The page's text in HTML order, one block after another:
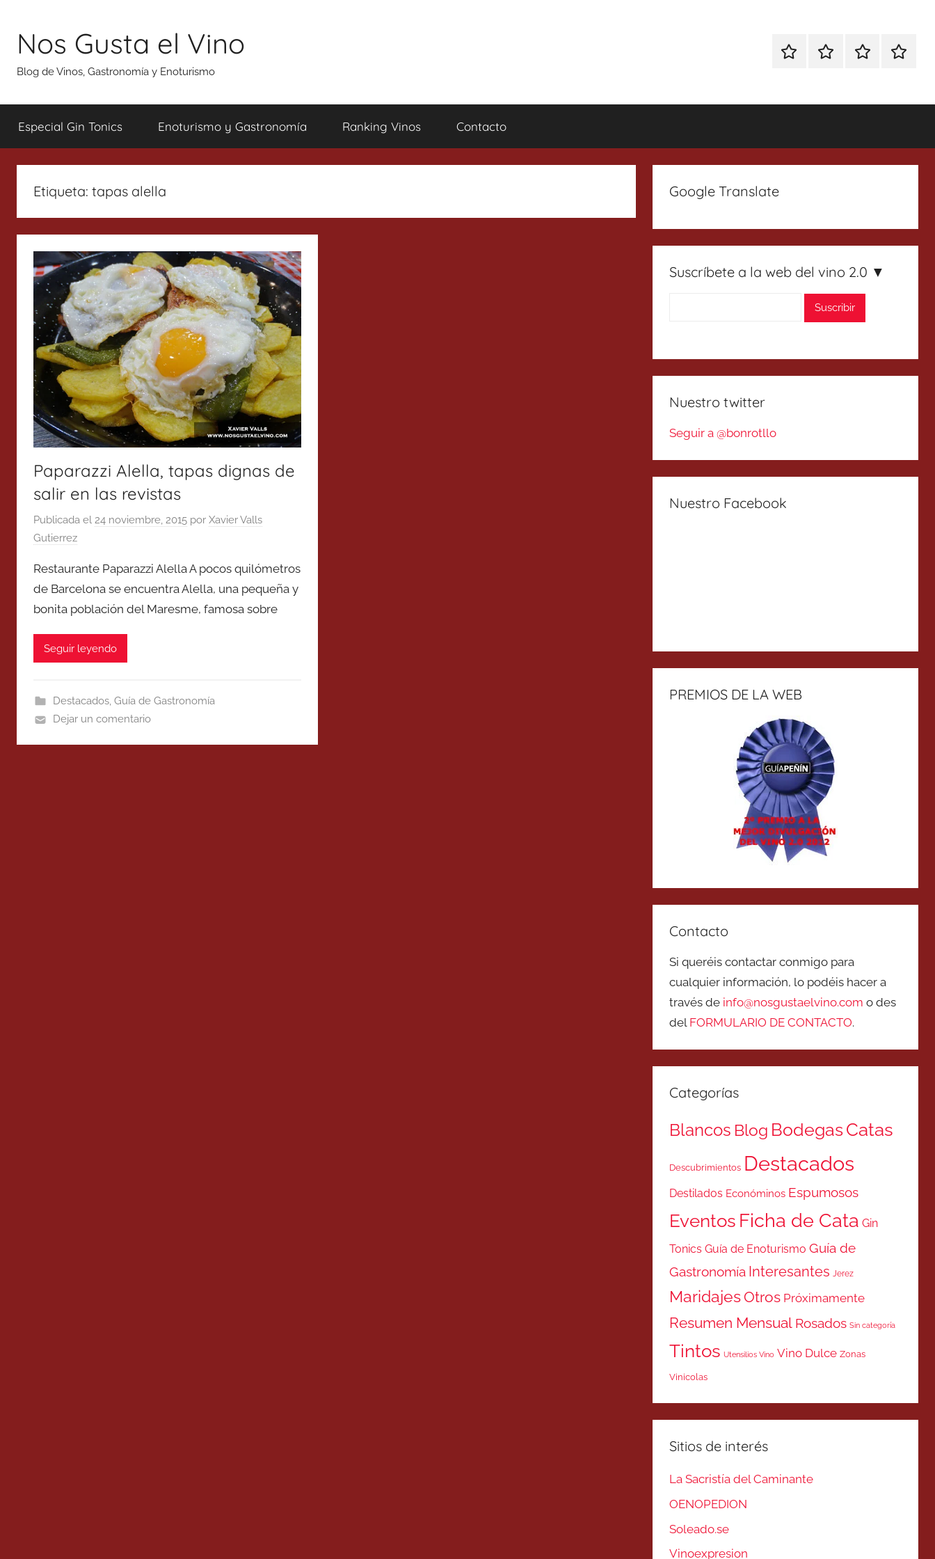
contenido
Nos Gusta el Vino
Blog de Vinos, Gastronomía y Enoturismo
EspecialEnoturismoRanking
Especial Gin Tonics Enoturismo y Gastronomía Ranking Vinos Contacto
Etiqueta: tapas alella
Paparazzi Alella, tapas dignas de
salir en las revistas
Publicada el 24 noviembre, 2015 por Xavier Valls
Gutierrez
Restaurante Paparazzi Alella A pocos quilómetros
de Barcelona se encuentra Alella, una pequeña y
bonita población del Maresme, famosa sobre
Seguir leyendo
Destacados, Guía de Gastronomía
Dejar un comentario
Google Translate
Suscríbete a la web del vino 2.0 ▼
Nuestro twitter
Seguir a @bonrotllo
Nuestro Facebook
PREMIOS DE LA WEB
Contacto
Si queréis contactar conmigo para
cualquier información, lo podéis hacer a
través de info@nosgustaelvino.com o des
del FORMULARIO DE CONTACTO.
Categorías
Blancos Blog BodegasCatas
Descubrimientos Destacados
Destilados Económinos Espumosos
Eventos Ficha de Cata Gin
Tonics Guía de Enoturismo Guía de
Gastronomía Interesantes Jerez
MaridajesOtros Próximamente
Resumen Mensual Rosados Sin categoría
Tintos Utensilios Vino Vino Dulce Zonas
Vinicolas
Sitios de interés
La Sacristía del Caminante
OENOPEDION
Soleado.se
Vinoexpresion